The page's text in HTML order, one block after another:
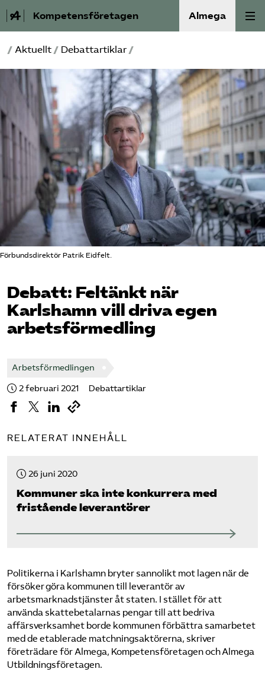
Kompetensföretagen Almega
Aktuellt
Auktorisation
Medlemskap
Våra frågor
Kurser och aktiviteter
Om oss
Webbutik
Logga in på Arbetsgivarguiden
In english
/ Aktuellt / Debattartiklar /
Förbundsdirektör Patrik Eidfelt.
Debatt: Feltänkt när
Karlshamn vill driva egen
arbetsförmedling
Arbetsförmedlingen
2 februari 2021 Debattartiklar
RELATERAT INNEHÅLL
26 juni 2020
Kommuner ska inte konkurrera med
fristående leverantörer
Politikerna i Karlshamn bryter sannolikt mot lagen när de
försöker göra kommunen till leverantör av
arbetsmarknadstjänster åt staten. I stället för att
använda skattebetalarnas pengar till att bedriva
affärsverksamhet borde kommunen förbättra samarbetet
med de etablerade matchningsaktörerna, skriver
företrädare för Almega, Kompetensföretagen och Almega
Utbildningsföretagen.